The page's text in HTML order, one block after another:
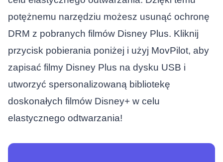
potężnemu narzędziu możesz usunąć ochronę
DRM z pobranych filmów Disney Plus. Kliknij
przycisk pobierania poniżej i użyj MovPilot, aby
zapisać filmy Disney Plus na dysku USB i
utworzyć spersonalizowaną bibliotekę
doskonałych filmów Disney+ w celu
elastycznego odtwarzania!